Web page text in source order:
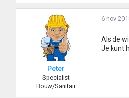
Peter
Specialist
Bouw/Sanitair
6 nov
Als de
Je kunt